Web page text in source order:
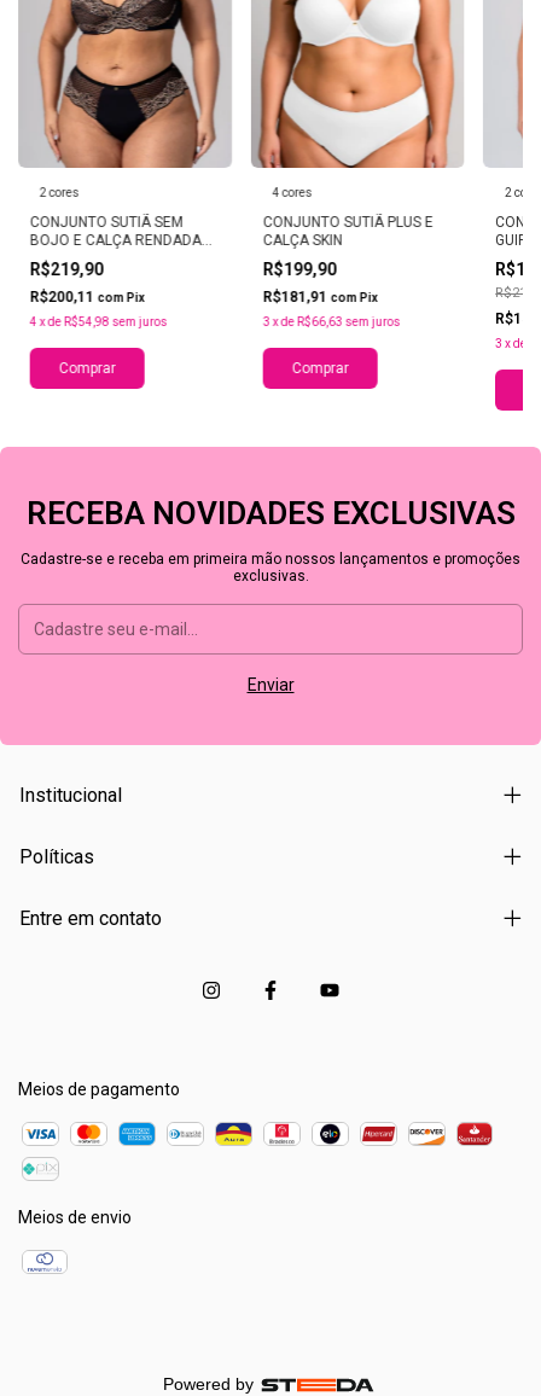
2 cores
CONJUNTO SUTIÃ SEM
BOJO E CALÇA RENDADA
PLUS LACE SKIN
R$219,90
R$200,11 com Pix
4 xde R$54,98 sem juros
Comprar
4 cores
CONJUNTO SUTIÃ PLUS E
CALÇA SKIN
R$199,90
R$181,91 com Pix
3 xde R$66,63 sem juros
Comprar
2
3 xde
RECEBA NOVIDADES EXCLUSIVAS
Cadastre-se e receba em primeira mão nossos lançamentos e promoções
exclusivas.
Institucional
Políticas
Entre em contato
Meios de pagamento
Meios de envio
Powered by